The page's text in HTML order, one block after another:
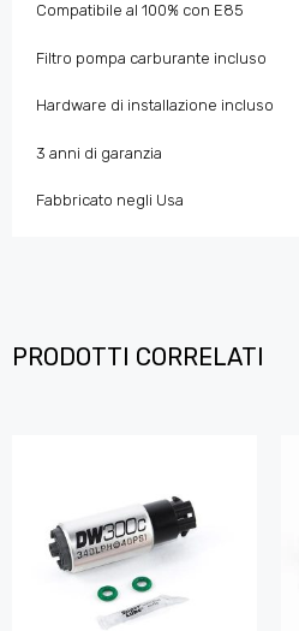
Compatibile al 100% con E85
Filtro pompa carburante incluso
Hardware di installazione incluso
3 anni di garanzia
Fabbricato negli Usa
PRODOTTI CORRELATI